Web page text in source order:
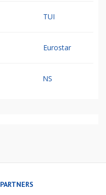
TUI
Eurostar
NS
PARTNERS